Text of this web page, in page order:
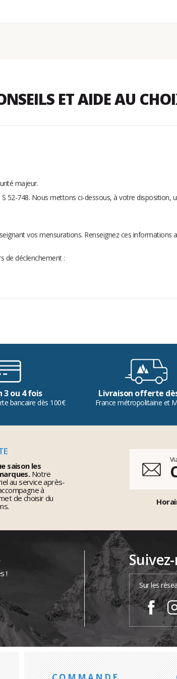
ET AIDE AU
majeur.
748. Nous mettons ci-dessous, à votre disposition,
vos mensurations. Renseignez ces
de déclenchement :
3 ou 4 fois
bancaire dès 100€
Livraison offerte
France métropolitaine et
saison les
Notre
au service après-
à
de choisir du
!
Sur les